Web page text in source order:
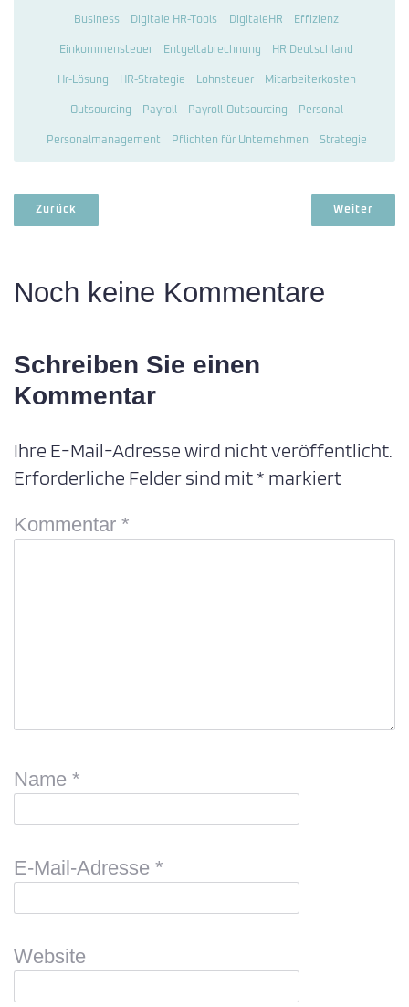
Business Digitale HR-Tools DigitaleHR Effizienz
Einkommensteuer Entgeltabrechnung HR Deutschland
Hr-Lösung HR-Strategie Lohnsteuer Mitarbeiterkosten
Outsourcing Payroll Payroll-Outsourcing Personal
Personalmanagement Pflichten für Unternehmen Strategie
Zurück Weiter
Noch keine Kommentare
Schreiben Sie einen
Kommentar
Ihre E-Mail-Adresse wird nicht veröffentlicht.
Erforderliche Felder sind mit* markiert
Kommentar *
Name *
E-Mail-Adresse *
Website